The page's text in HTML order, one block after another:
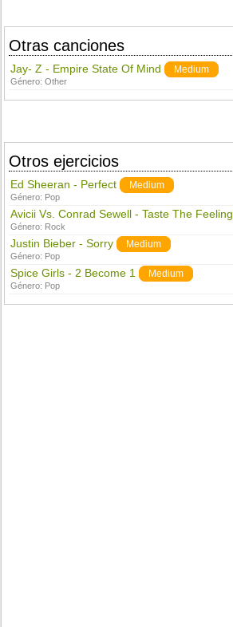
Otras canciones
Jay- Z - Empire State Of Mind Medium
Género:Other
Otros ejercicios
Ed Sheeran - Perfect Medium
Género: Pop
Avicii Vs. Conrad Sewell - Taste The Feeling
Género: Rock
Justin Bieber - Sorry Medium
Género: Pop
Spice Girls - 2 Become 1 Medium
Género: Pop